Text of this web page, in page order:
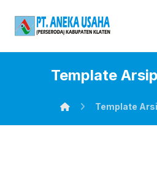
Template
Template